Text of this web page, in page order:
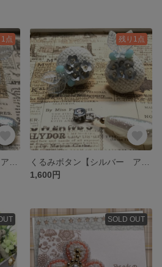
点 残り1点
1,600円
SOLD OUT